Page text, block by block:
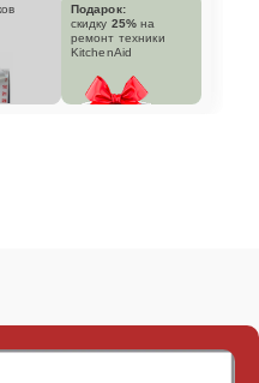
Подарок:
скидку 25% на
ремонт техники
KitchenAid